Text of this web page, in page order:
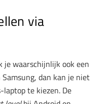
via
je waarschijnlijk ook een
dan kan je niet
te kiezen. De